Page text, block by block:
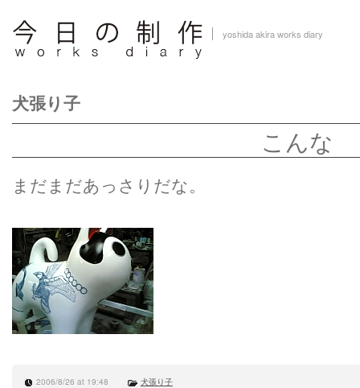
yoshida akira works diary
犬張り子
こんな
まだまだあっさりだな。
2006/8/26 at 19:48 犬張り子